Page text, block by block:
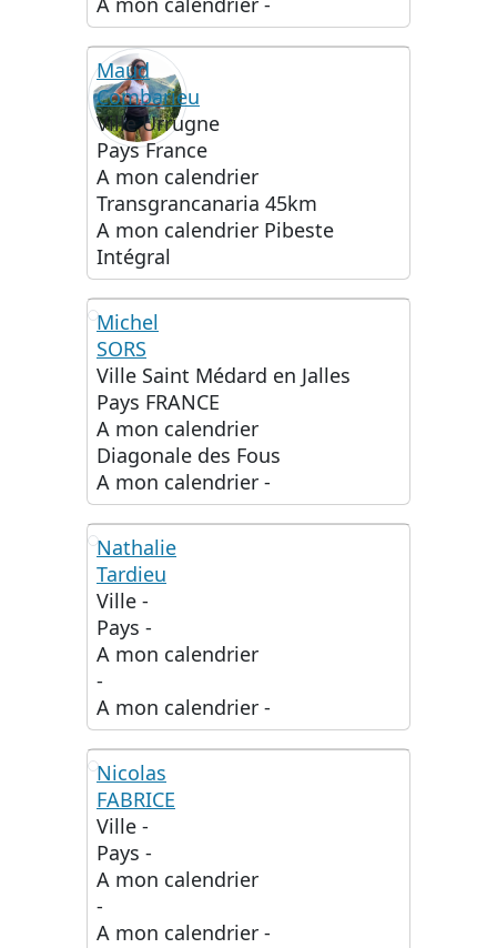
Maud
Combarieu
Ville Urrugne
Pays France
A mon calendrier
Transgrancanaria 45km
A mon calendrier Pibeste
Intégral
MS
Michel
SORS
Ville Saint Médard en Jalles
Pays FRANCE
A mon calendrier
Diagonale des Fous
A mon calendrier -
NT
Nathalie
Tardieu
Ville -
Pays -
A mon calendrier
-
A mon calendrier -
NF
Nicolas
FABRICE
Ville -
Pays -
A mon calendrier
-
A mon calendrier -